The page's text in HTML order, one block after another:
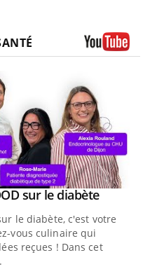
sur le diabèteYoutube
le diabète, c'est votre
vous culinaire qui
reçues ! Dans cet